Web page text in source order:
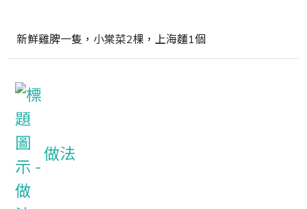
新鮮雞脾一隻，小棠菜2棵，上海麵1個
做法